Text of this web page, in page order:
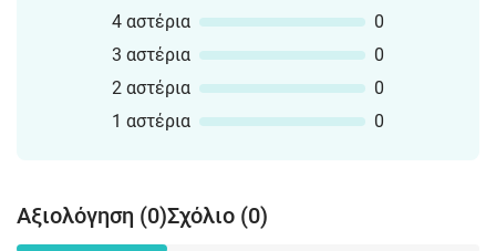
4 αστέρια
0
3 αστέρια
0
2 αστέρια
0
1 αστέρια
0
Αξιολόγηση (0)Σχόλιο (0)